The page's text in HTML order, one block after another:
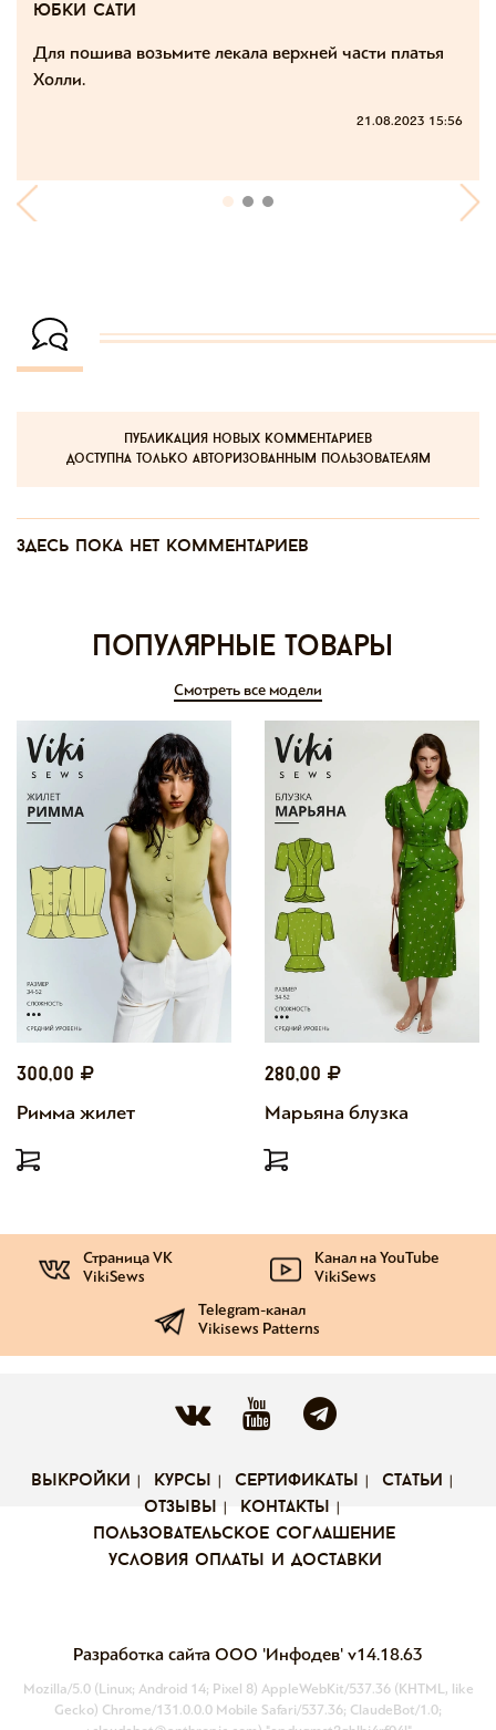
юбки сати
Для пошива возьмите лекала верхней части платья
Холли.
21.08.2023 15:56
публикация новых комментариев
доступна только авторизованным пользователям
Здесь пока нет комментариев
Популярные товары
Смотреть все модели
300,00
Римма жилет
280,00
Марьяна блузка
Страница VK
VikiSews
Канал на YouTube
VikiSews
Telegram-канал
Vikisews Patterns
выкройки курсы сертификаты
статьи
отзывы
контакты
пользовательское соглашение
условия оплаты и доставки
Разработка сайта ООО 'Инфодев' v14.18.63
Mozilla/5.0 (Linux; Android 14; Pixel 8) AppleWebKit/537.36 (KHTML, like
Gecko) Chrome/131.0.0.0 Mobile Safari/537.36; ClaudeBot/1.0;